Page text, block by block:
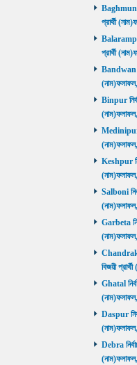
প্রার্থী
প্রার্থী
Bandwan
Binpur
Medinipur
Keshpur
Salboni
Garbeta
বিজয়ী
Ghatal
Daspur
Debra